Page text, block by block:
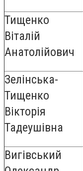
Тищенко
Віталій
Анатолійович
Зелінська-
Тищенко
Вікторія
Тадеушівна
Вигівський